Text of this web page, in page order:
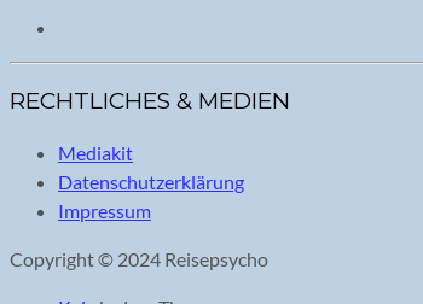
RECHTLICHES & MEDIEN
Mediakit
Datenschutzerklärung
Impressum
Copyright © 2024 Reisepsycho